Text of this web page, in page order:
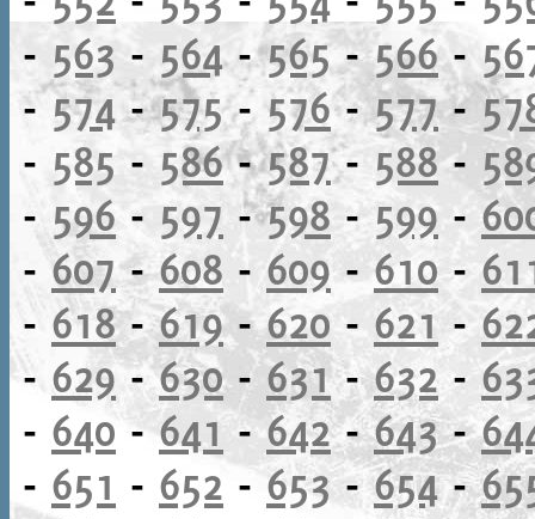
- 563 - 564-565-566-
-574-575-576- 577-
- 585 - 586-587- 588-
- 596 - 597 -598- 599 -
-607-608 - 609-610 -
- 618-619-620 - 621 -
- 629-630-631-632-
- 640 -641 -642-643-
- 651 - 652 -653-654-